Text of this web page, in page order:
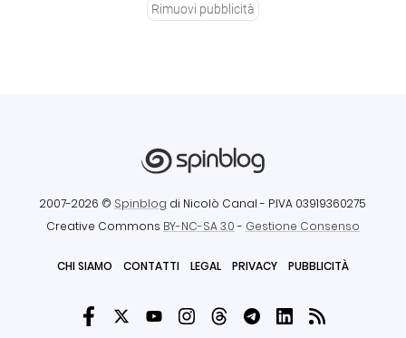
Rimuovi pubblicità
2007-2026 © Spinblog di Nicolò Canal - P.IVA 03919360275
Creative Commons BY-NC-SA 3.0- Gestione Consenso
CHI SIAMO CONTATTI LEGAL PRIVACY PUBBLICITÀ